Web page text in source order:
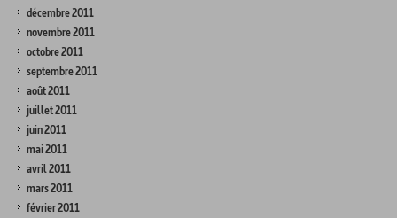
décembre 2011
novembre 2011
octobre 2011
septembre 2011
août 2011
juillet 2011
juin 2011
mai 2011
avril 2011
mars 2011
février 2011